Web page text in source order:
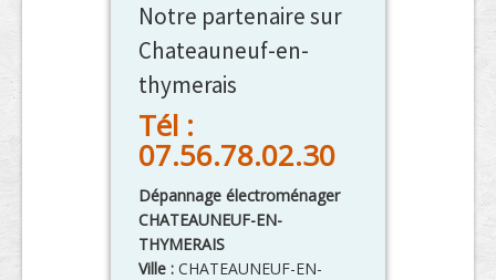
Notre partenaire sur
Chateauneuf-en-
thymerais
Tél :
07.56.78.02.30
Dépannage électroménager
CHATEAUNEUF-EN-
THYMERAIS
Ville : CHATEAUNEUF-EN-